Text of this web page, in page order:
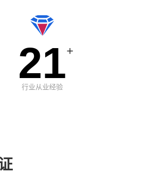
21+
行业从业经验